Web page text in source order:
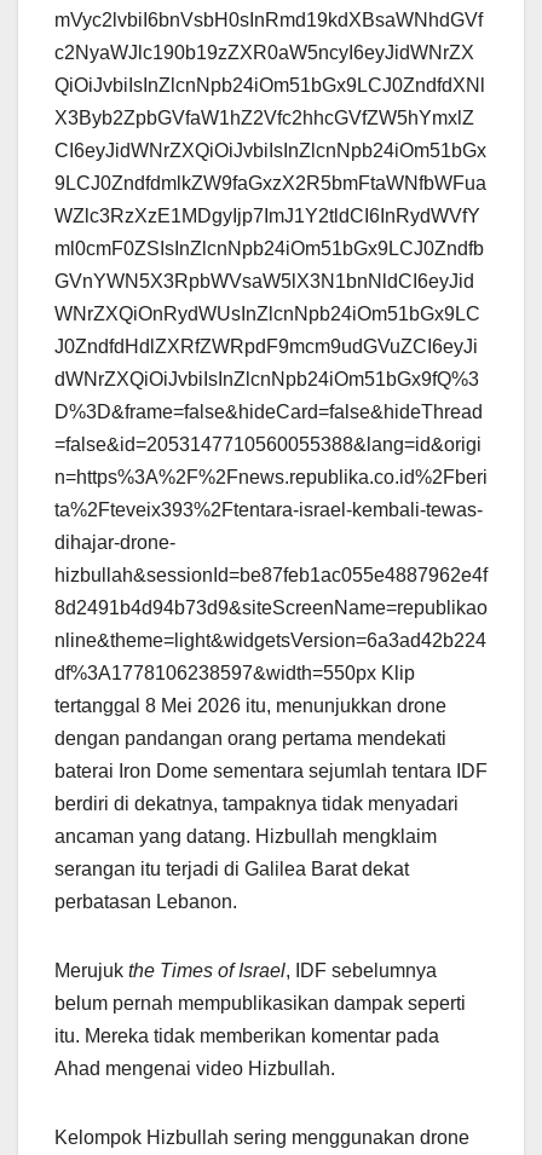
mVyc2lvbiI6bnVsbH0sInRmd19kdXBsaWNhdGVf
c2NyaWJlc190b19zZXR0aW5ncyI6eyJidWNrZX
QiOiJvbiIsInZlcnNpb24iOm51bGx9LCJ0ZndfdXNl
X3Byb2ZpbGVfaW1hZ2Vfc2hhcGVfZW5hYmxlZ
CI6eyJidWNrZXQiOiJvbiIsInZlcnNpb24iOm51bGx
9LCJ0ZndfdmlkZW9faGxzX2R5bmFtaWNfbWFua
WZlc3RzXzE1MDgyIjp7ImJ1Y2tldCI6InRydWVfY
ml0cmF0ZSIsInZlcnNpb24iOm51bGx9LCJ0Zndfb
GVnYWN5X3RpbWVsaW5lX3N1bnNldCI6eyJid
WNrZXQiOnRydWUsInZlcnNpb24iOm51bGx9LC
J0ZndfdHdlZXRfZWRpdF9mcm9udGVuZCI6eyJi
dWNrZXQiOiJvbiIsInZlcnNpb24iOm51bGx9fQ%3
D%3D&frame=false&hideCard=false&hideThread
=false&id=2053147710560055388&lang=id&origi
n=https%3A%2F%2Fnews.republika.co.id%2Fberi
ta%2Fteveix393%2Ftentara-israel-kembali-tewas-
dihajar-drone-
hizbullah&sessionId=be87feb1ac055e4887962e4f
8d2491b4d94b73d9&siteScreenName=republikao
nline&theme=light&widgetsVersion=6a3ad42b224
df%3A1778106238597&width=550px Klip
tertanggal 8 Mei 2026 itu, menunjukkan drone
dengan pandangan orang pertama mendekati
baterai Iron Dome sementara sejumlah tentara IDF
berdiri di dekatnya, tampaknya tidak menyadari
ancaman yang datang. Hizbullah mengklaim
serangan itu terjadi di Galilea Barat dekat
perbatasan Lebanon.
Merujuk the Times of Israel, IDF sebelumnya
belum pernah mempublikasikan dampak seperti
itu. Mereka tidak memberikan komentar pada
Ahad mengenai video Hizbullah.
Kelompok Hizbullah sering menggunakan drone